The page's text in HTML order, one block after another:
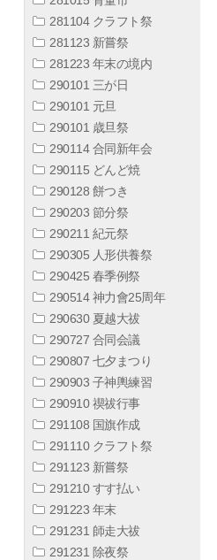
281104 クラフト祭
281123 新嘗祭
281223 年末の境内
290101 三が日
290101 元旦
290101 歳旦祭
290114 合同新年会
290115 どんど焼
290128 餅つき
290203 節分祭
290211 紀元祭
290305 人形供養祭
290425 春季例祭
290514 神力會25周年
290630 夏越大祓
290727 合同会議
290807 七夕まつり
290903 子神輿練習
290910 禊祓行事
291108 国旗作成
291110 クラフト祭
291123 新嘗祭
291210 すす払い
291223 年末
291231 師走大祓
291231 除夜祭